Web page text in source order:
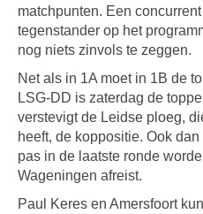
matchpunten. Een
tegenstander op het
nog niets zinvols te zeggen.
Net als in 1A moet in 1B de
LSG-DD is zaterdag de
verstevigt de Leidse ploeg,
heeft, de koppositie. Ook
pas in de laatste ronde
Wageningen afreist.
Paul Keres en Amersfoort